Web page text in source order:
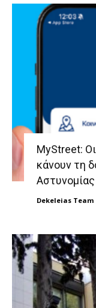
MyStreet:
κάνουν τη
Dekeleias Team